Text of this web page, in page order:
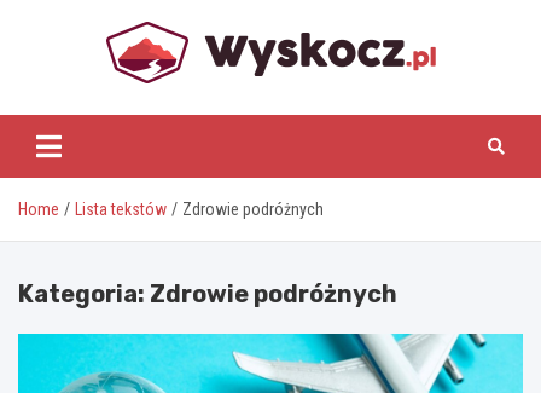
www.wyskocz.pl
Home Lista tekstów Zdrowie podróżnych
Kategoria: Zdrowie podróżnych